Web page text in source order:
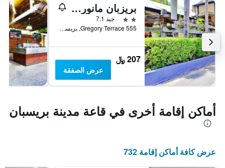
بريزبان مانور هوتل
2 نجمتين
جيد 7.1
555 Gregory Terrace, بريسبان, QLD, أستراليا
207 ﷼
عرض الصفقة
أماكن إقامة أخرى في قاعة مدينة بريسبان
عرض كافة أماكن إقامة 732